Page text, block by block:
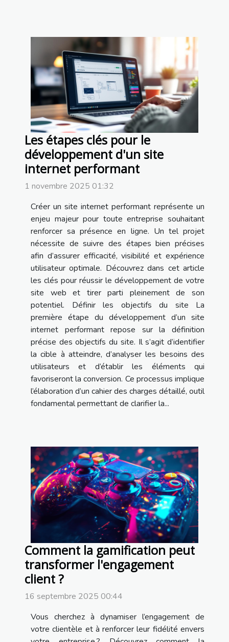
Les étapes clés pour le
développement d'un site
internet performant
1 novembre 2025 01:32
Créer un site internet performant représente un
enjeu majeur pour toute entreprise souhaitant
renforcer sa présence en ligne. Un tel projet
nécessite de suivre des étapes bien précises
afin d’assurer efficacité, visibilité et expérience
utilisateur optimale. Découvrez dans cet article
les clés pour réussir le développement de votre
site web et tirer parti pleinement de son
potentiel. Définir les objectifs du site La
première étape du développement d’un site
internet performant repose sur la définition
précise des objectifs du site. Il s’agit d’identifier
la cible à atteindre, d’analyser les besoins des
utilisateurs et d’établir les éléments qui
favoriseront la conversion. Ce processus implique
l’élaboration d’un cahier des charges détaillé, outil
fondamental permettant de clarifier la...
Comment la gamification peut
transformer l'engagement
client ?
16 septembre 2025 00:44
Vous cherchez à dynamiser l’engagement de
votre clientèle et à renforcer leur fidélité envers